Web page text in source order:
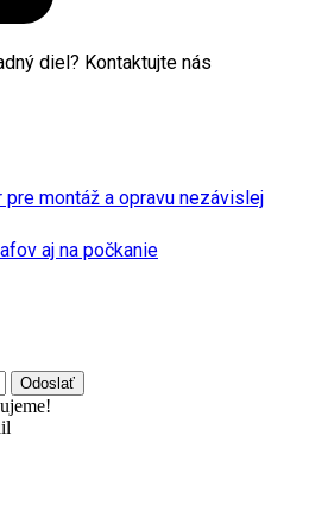
diel? Kontaktujte nás
montáž a opravu nezávislej
aj na počkanie